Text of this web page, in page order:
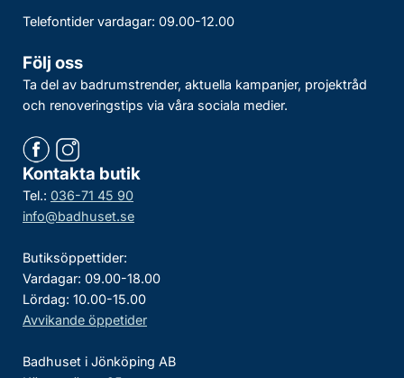
Telefontider vardagar: 09.00-12.00
Följ oss
Ta del av badrumstrender, aktuella kampanjer, projektråd
och renoveringstips via våra sociala medier.
Kontakta butik
Tel.: 036-71 45 90
info@badhuset.se
Butiksöppettider:
Vardagar: 09.00-18.00
Lördag: 10.00-15.00
Avvikande öppetider
Badhuset i Jönköping AB